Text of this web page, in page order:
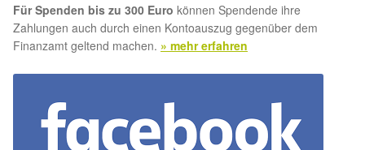
Für Spenden bis zu 300 Euro können Spendende ihre
Zahlungen auch durch einen Kontoauszug gegenüber dem
Finanzamt geltend machen. » mehr erfahren